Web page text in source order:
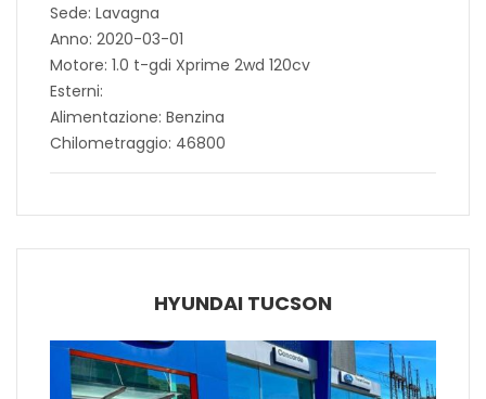
Sede: Lavagna
Anno: 2020-03-01
Motore: 1.0 t-gdi Xprime 2wd 120cv
Esterni:
Alimentazione: Benzina
Chilometraggio: 46800
HYUNDAI TUCSON